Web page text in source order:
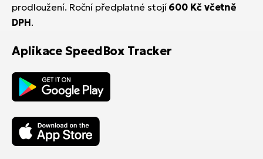
prodloužení. Roční předplatné stojí 600 Kč včetně
DPH.
Aplikace SpeedBox Tracker